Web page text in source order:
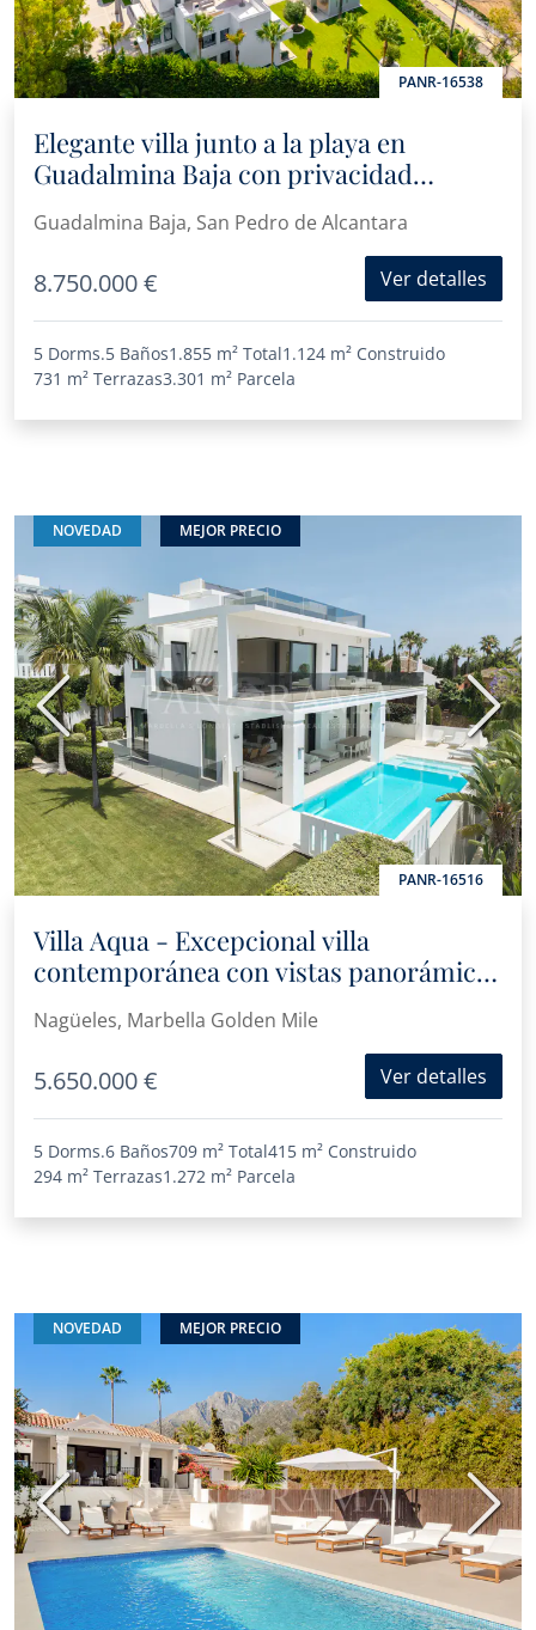
PANR-16538
Elegante villa junto a la playa en
Guadalmina Baja con privacidad
excepcional y diseño contemporáneo
Guadalmina Baja, San Pedro de Alcantara
8.750.000 € Ver detalles
5 Dorms.5 Baños1.855 m² Total1.124 m² Construido
731 m² Terrazas3.301 m² Parcela
NOVEDAD MEJOR PRECIO
PANR-16516
Anterior
Villa Aqua - Excepcional villa
contemporánea con vistas panorámicas
al mar en Nagüeles
Nagüeles, Marbella Golden Mile
5.650.000 € Ver detalles
5 Dorms.6 Baños709 m² Total415 m² Construido
294 m² Terrazas1.272 m² Parcela
NOVEDAD MEJOR PRECIO
Anterior